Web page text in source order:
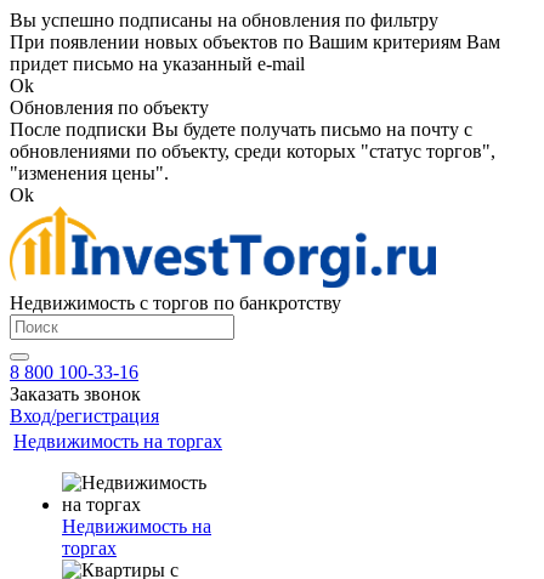
Вы успешно подписаны на обновления по фильтру
При появлении новых объектов по Вашим критериям Вам
придет письмо на указанный e-mail
Ok
Обновления по объекту
После подписки Вы будете получать письмо на почту с
обновлениями по объекту, среди которых "статус торгов",
"изменения цены".
Ok
Недвижимость с торгов по банкротству
8 800 100-33-16
Заказать звонок
Вход/регистрация
Недвижимость на торгах
Недвижимость на
торгах